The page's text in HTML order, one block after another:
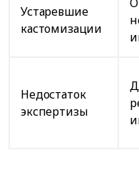
Устаревшие
кастомизации
Недостаток
экспертизы